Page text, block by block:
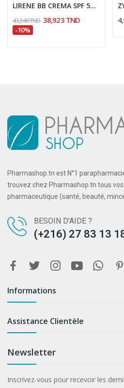
LIRENE BB CREMA SPF 50 (02) NUDE 30ML
43,248 TND 38,923 TND
-10%
Pharmashop.tn est N°1
trouvez chez Pharmashop.tn tous
pharmaceutique (santé, beauté,
BESOIN D'AIDE ?
(+216) 27 83 13
Informations
Assistance Clientèle
Newsletter
Inscrivez-vous pour recevoir les